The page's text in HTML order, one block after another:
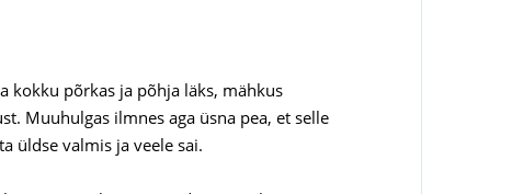
kokku põrkas ja põhja läks, mähkus
Muuhulgas ilmnes aga üsna pea, et selle
üldse valmis ja veele sai.